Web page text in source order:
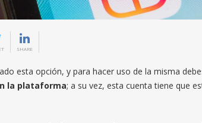
SHARE
esta opción, y para hacer uso de la misma
la plataforma; a su vez, esta cuenta tiene que